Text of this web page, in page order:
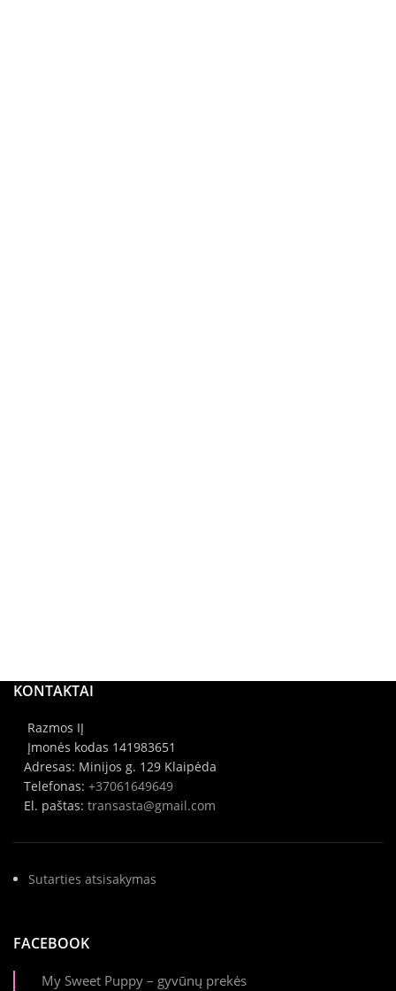
KONTAKTAI
Razmos IĮ
Įmonės kodas 141983651
Adresas: Minijos g. 129 Klaipėda
Telefonas: +37061649649
El. paštas: transasta@gmail.com
Sutarties atsisakymas
FACEBOOK
My Sweet Puppy – gyvūnų prekės